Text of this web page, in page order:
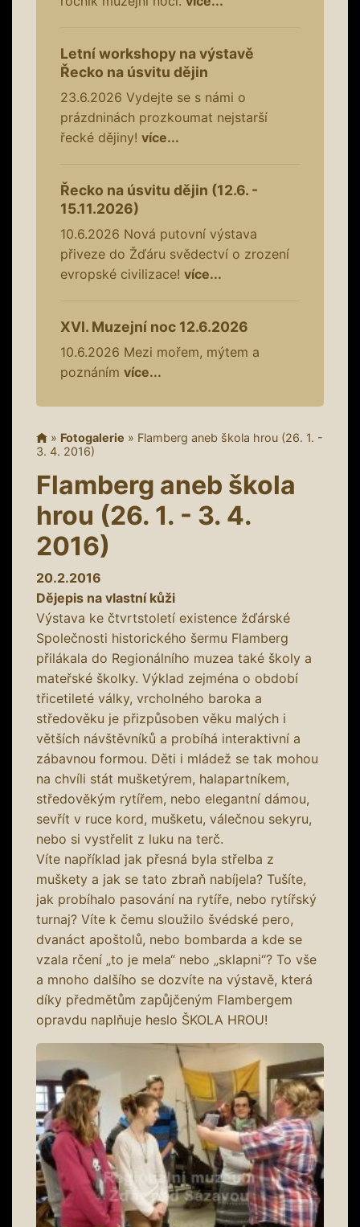
Letní workshopy na výstavě
Řecko na úsvitu dějin
23.6.2026 Vydejte se s námi o
prázdninách prozkoumat nejstarší
řecké dějiny! více...
Řecko na úsvitu dějin (12.6. -
15.11.2026)
10.6.2026 Nová putovní výstava
přiveze do Žďáru svědectví o zrození
evropské civilizace! více...
XVI. Muzejní noc 12.6.2026
10.6.2026 Mezi mořem, mýtem a
poznáním více...
» Fotogalerie » Flamberg aneb škola hrou (26. 1. -
3. 4. 2016)
Flamberg aneb škola
hrou (26. 1. - 3. 4.
2016)
20.2.2016
Dějepis na vlastní kůži
Výstava ke čtvrtstoletí existence žďárské
Společnosti historického šermu Flamberg
přilákala do Regionálního muzea také školy a
mateřské školky. Výklad zejména o období
třicetileté války, vrcholného baroka a
středověku je přizpůsoben věku malých i
větších návštěvníků a probíhá interaktivní a
zábavnou formou. Děti i mládež se tak mohou
na chvíli stát mušketýrem, halapartníkem,
středověkým rytířem, nebo elegantní dámou,
sevřít v ruce kord, mušketu, válečnou sekyru,
nebo si vystřelit z luku na terč.
Víte například jak přesná byla střelba z
muškety a jak se tato zbraň nabíjela? Tušíte,
jak probíhalo pasování na rytíře, nebo rytířský
turnaj? Víte k čemu sloužilo švédské pero,
dvanáct apoštolů, nebo bombarda a kde se
vzala rčení „to je mela“ nebo „sklapni“? To vše
a mnoho dalšího se dozvíte na výstavě, která
díky předmětům zapůjčeným Flambergem
opravdu naplňuje heslo ŠKOLA HROU!